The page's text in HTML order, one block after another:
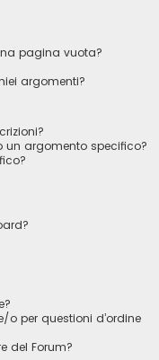
pagina vuota?
argomenti?
un argomento specifico?
per questioni d’ordine
del Forum?